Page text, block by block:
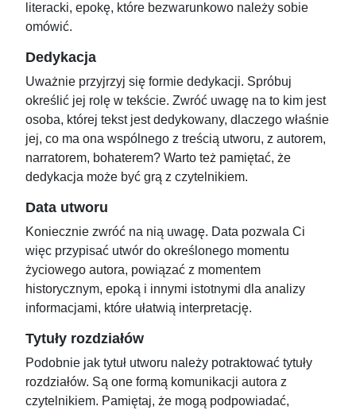
literacki, epokę, które bezwarunkowo należy sobie
omówić.
Dedykacja
Uważnie przyjrzyj się formie dedykacji. Spróbuj
określić jej rolę w tekście. Zwróć uwagę na to kim jest
osoba, której tekst jest dedykowany, dlaczego właśnie
jej, co ma ona wspólnego z treścią utworu, z autorem,
narratorem, bohaterem? Warto też pamiętać, że
dedykacja może być grą z czytelnikiem.
Data utworu
Koniecznie zwróć na nią uwagę. Data pozwala Ci
więc przypisać utwór do określonego momentu
życiowego autora, powiązać z momentem
historycznym, epoką i innymi istotnymi dla analizy
informacjami, które ułatwią interpretację.
Tytuły rozdziałów
Podobnie jak tytuł utworu należy potraktować tytuły
rozdziałów. Są one formą komunikacji autora z
czytelnikiem. Pamiętaj, że mogą podpowiadać,